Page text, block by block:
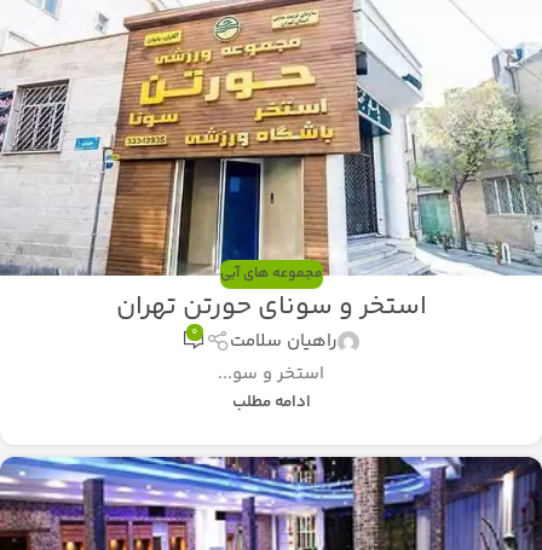
مجموعه های آبی
استخر و سونای حورتن تهران
راهیان سلامت 0
استخر و سو...
ادامه مطلب